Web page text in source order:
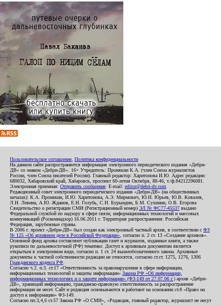
Пользовательское соглашение Политика конфиденциальности
На данном сайте распространяется информация электронного периодического издания «Дебри-
ДВ» со знаком «Дебри-ДВ». 16+ Учредитель: Пронякин К.А. (член Союза журналистов
России, член Союза писателей России). Главный редактор: Харитонова И.Ю. Адрес редакции:
680032, Хабаровский край, Хабаровск, проспект 60-летия Октября, 88-46, т./ф.84212296081.
Электронная приемная: Отправить сообщение . E-mail: editor@debri-dv.com
Редакционный совет электронного периодического издания «Дебри-ДВ» (на общественных
началах): К.А. Пронякин, И.Ю. Харитонова, А.Э. Мирмович, Ю.Н. Юрьев, Ю.В. Ковалев,
Л.Н. Левина, А.Ю. Жданов, Е.Н. Голубь, С.Н. Бурындин, Б.М. Сухинин, О.В. Егорова
Свидетельство о регистрации СМИ (Регистрационный номер) ЭЛ № ФС77-45537 выдано
Федеральной службой по надзору в сфере связи, информационных технологий и массовых
коммуникаций (Роскомнадзор) 16.06.2011 г. Территория распространения: Российская
Федерация, зарубежные страны.
В 2006 г. проект «Дебри-ДВ» был создан как электронный частный архив, в соответствии с ФЗ
№ 125 «Об архивном деле в Российской Федерации» , согласно п. 2 ст. 13 «Создание архивов».
Основной фонд архива составляют публикации газет и журналов, изданные книги, а также
рукописи по дальневосточной (РФ) тематике. Доступ к архивным документам является
открытым в электронном виде, согласно п. 1 ст. 24 вышеобозначенного закона. Архивные
документы к частной собственности редакции не относятся, согласно ст.ст. 1275, 1276, 1306
Гражданского кодекса РФ
Согласно ч.2. п.3. ст.17 «Ответственность за правонарушения в сфере информации,
информационных технологий и защиты информации» Закона РФ «Об информации,
информационных технологиях и о защите информации» (ФЗ-149 от 27.07.06 г.) архив «Дебри-
ДВ», хранящий информацию, гражданско-правовую ответственность за распространение
информации не несет. Сайт и редакция основываются и работают на основании ст.8 «Право на
доступ к информации» ФЗ-149.
Согласно пп.3,4,6 ст.57 Закона РФ «О СМИ», «Редакция, главный редактор, журналист не несут